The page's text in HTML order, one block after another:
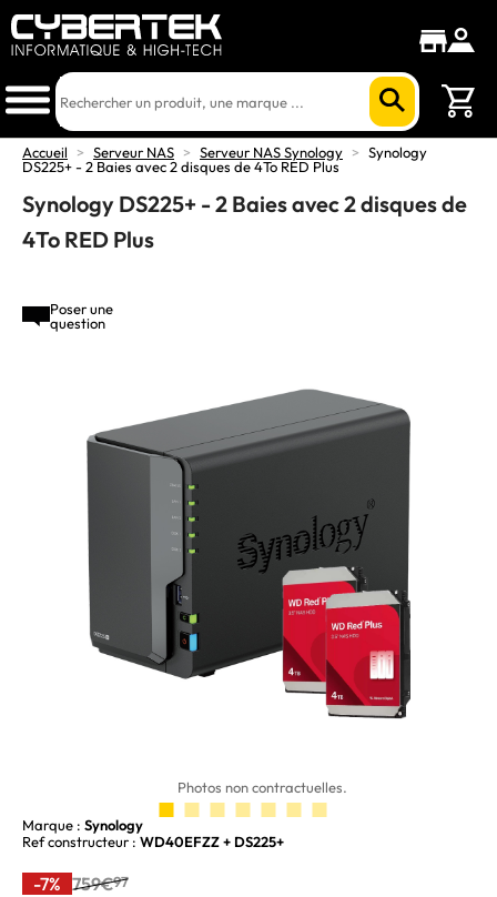
Accueil > Serveur NAS > Serveur NAS Synology > Synology
DS225+ - 2 Baies avec 2 disques de 4To RED Plus
Synology DS225+ - 2 Baies avec 2 disques de
4To RED Plus
Poser une
question
Photos non contractuelles.
Marque : Synology
Ref constructeur : WD40EFZZ + DS225+
-7% 759€97